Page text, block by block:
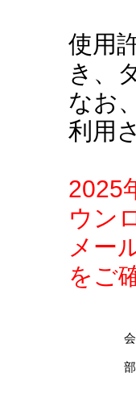
使用
き、
なお
利用
2025
ウン
メー
をご